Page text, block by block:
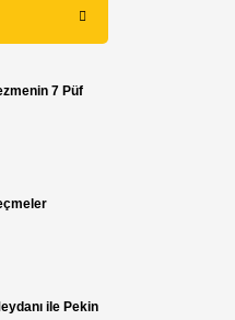
7 Püf
ile Pekin